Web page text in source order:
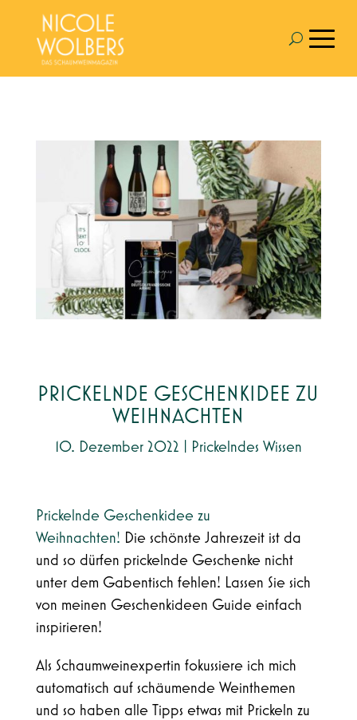
PRICKELNDE GESCHENKIDEE ZU
WEIHNACHTEN
10. Dezember 2022 Prickelndes Wissen
Prickelnde Geschenkidee zu
Weihnachten! Die schönste Jahreszeit ist da
und so dürfen prickelnde Geschenke nicht
unter dem Gabentisch fehlen! Lassen Sie sich
von meinen Geschenkideen Guide einfach
inspirieren!
Als Schaumweinexpertin fokussiere ich mich
automatisch auf schäumende Weinthemen
und so haben alle Tipps etwas mit Prickeln zu